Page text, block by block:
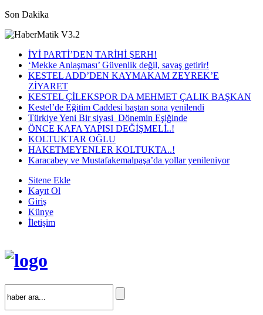
Son Dakika
İYİ PARTİ’DEN TARİHİ ŞERH!
‘Mekke Anlaşması’ Güvenlik değil, savaş getirir!
KESTEL ADD’DEN KAYMAKAM ZEYREK’E
ZİYARET
KESTEL ÇİLEKSPOR DA MEHMET ÇALIK BAŞKAN
Kestel’de Eğitim Caddesi baştan sona yenilendi
Türkiye Yeni Bir siyasi Dönemin Eşiğinde
ÖNCE KAFA YAPISI DEĞİŞMELİ..!
KOLTUKTAR OĞLU
HAKETMEYENLER KOLTUKTA..!
Karacabey ve Mustafakemalpaşa’da yollar yenileniyor
Sitene Ekle
Kayıt Ol
Giriş
Künye
İletişim